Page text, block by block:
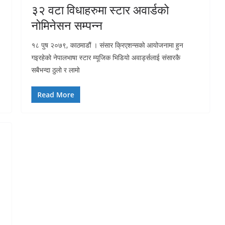
३२ वटा विधाहरुमा स्टार अवार्डको
नोमिनेसन सम्पन्न
१८ पुष २०७९, काठमाडौं । संसार क्रिएशन्सको आयोजनामा हुन
गइरहेको नेपालभाषा स्टार म्यूजिक भिडियो अवार्ड्सलाई संसारकै
सबैभन्दा ठुलो र लामो
Read More